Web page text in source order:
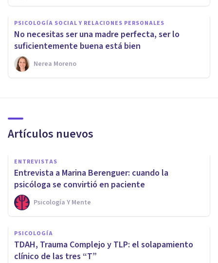
PSICOLOGÍA SOCIAL Y RELACIONES PERSONALES
No necesitas ser una madre perfecta, ser lo
suficientemente buena está bien
Nerea Moreno
Artículos nuevos
ENTREVISTAS
Entrevista a Marina Berenguer: cuando la
psicóloga se convirtió en paciente
Psicología Y Mente
PSICOLOGÍA
TDAH, Trauma Complejo y TLP: el solapamiento
clínico de las tres “T”